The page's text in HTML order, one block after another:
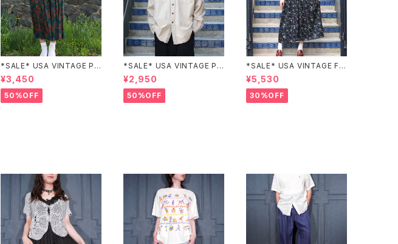
*SALE* USA VINTAGE PAI
SLEY PATTERNED DESIG
N SKIRT/アメリカ古着ペイズ
リー柄デザインスカート
¥3,450
50%OFF
*SALE* USA VINTAGE PO
CKET DESIGN SHIRT/アメ
リカ古着ポケットデザインシャ
ツ
¥2,950
50%OFF
*SALE* USA VINTAGE FL
OWER PATTERNED LACE
COLLAR BELTED ONE PIE
CE/アメリカ古着花柄レース
襟ベルテッドワンピース
¥5,530
30%OFF